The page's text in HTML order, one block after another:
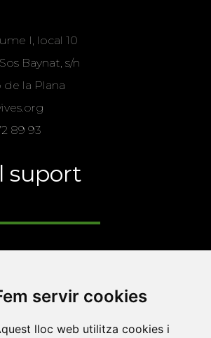
servir cookies
lloc web utilitza cookies i
I, local 10
Baynat, s/n
de la Plana
89 93
suport